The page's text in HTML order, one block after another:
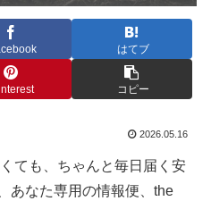
はてブ
コピー
2026.05.16
ても、ちゃんと毎日届く安
あなた専用の情報便、the